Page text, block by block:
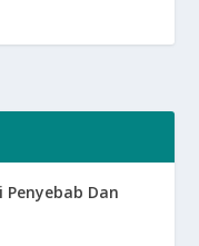
Dan